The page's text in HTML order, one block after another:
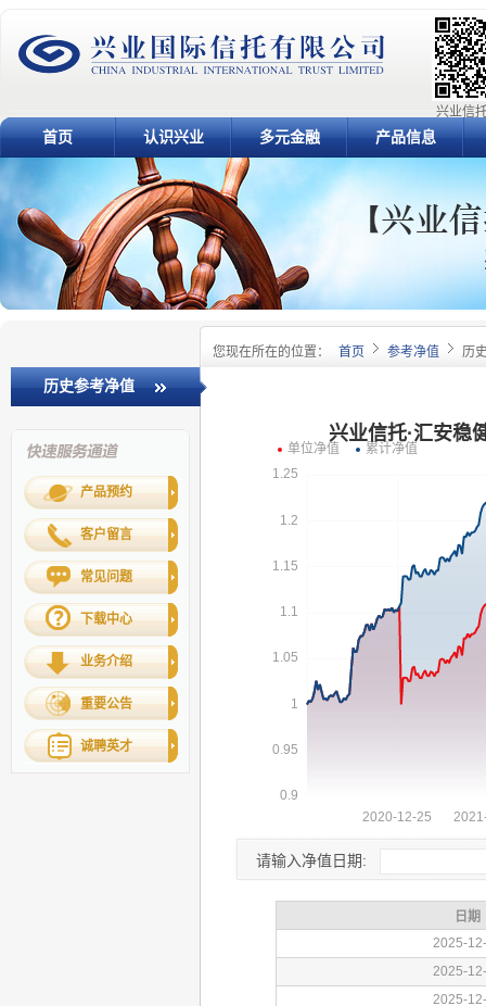
兴业信
首页 认识兴业 多元金融 产品信息
您现在所在的位置： 首页 参考净值 历
历史参考净值
产品预约
客户留言
常见问题
下载中心
业务介绍
重要公告
诚聘英才
请输入净值日期: